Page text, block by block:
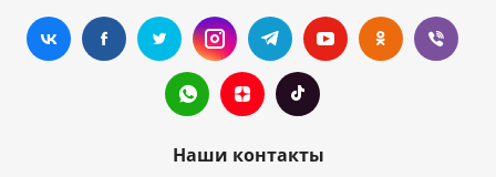
Наши контакты